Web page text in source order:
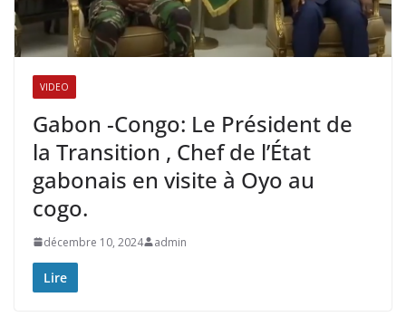
VIDEO
Gabon -Congo: Le Président de
la Transition , Chef de l’État
gabonais en visite à Oyo au
cogo.
décembre 10, 2024 admin
Lire